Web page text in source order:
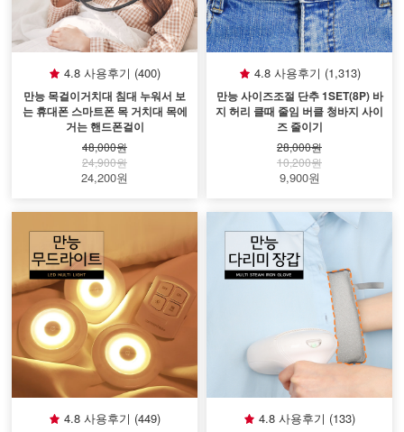
4.8 사용후기 (400)
만능 목걸이거치대 침대 누워서 보
는 휴대폰 스마트폰 목 거치대 목에
거는 핸드폰걸이
48,000원
24,900원
24,200원
4.8 사용후기 (1,313)
만능 사이즈조절 단추 1SET(8P) 바
지 허리 클때 줄임 버클 청바지 사이
즈 줄이기
28,000원
10,200원
9,900원
4.8 사용후기 (449) 4.8 사용후기 (133)